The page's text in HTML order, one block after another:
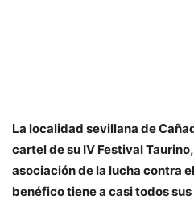
La localidad sevillana de
cartel de su IV Festival
asociación de la lucha contra el
benéfico tiene a casi todos